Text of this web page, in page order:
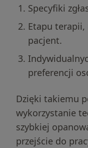
Specyfiki
Etapu
pacjent.
preferencji
Dzięki takiemu
wykorzystanie
szybkiej
przejście do